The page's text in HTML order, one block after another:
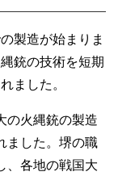
製造が始まりま
銃の技術を短期
ました。
の火縄銃の製造
ました。堺の職
、各地の戦国大